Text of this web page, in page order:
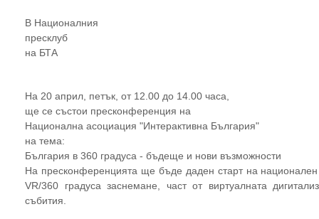
В Националния
пресклуб
на БТА
На 20 април, петък, от 12.00 до 14.00 часа,
ще се състои пресконференция на
Национална асоциация "Интерактивна България"
на тема:
България в 360 градуса - бъдеще и нови възможности
На пресконференцията ще бъде даден старт на национален
VR/360 градуса заснемане, част от виртуалната
събития.